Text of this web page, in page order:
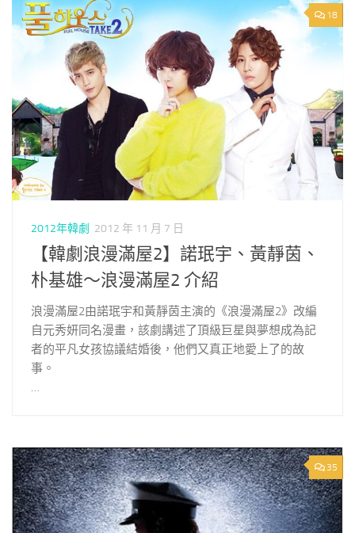
18
2012年韓劇 2012 年 11 月 7 日
【韓劇浪漫滿屋2】諾珉宇、黃靜茵、
朴基雄～浪漫滿屋2 介紹
浪漫滿屋2由諾珉宇和黃靜茵主演的《浪漫滿屋2》改編
自元秀妍同名漫畫，該劇講述了頂級巨星與夢想成為記
者的平凡女孩協議結婚後，他們又真正地愛上了的故
事。
…
35